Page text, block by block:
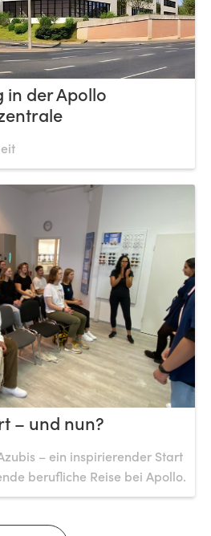
in der Apollo
– und nun?
– ein inspirierender Start
berufliche Reise bei Apollo.